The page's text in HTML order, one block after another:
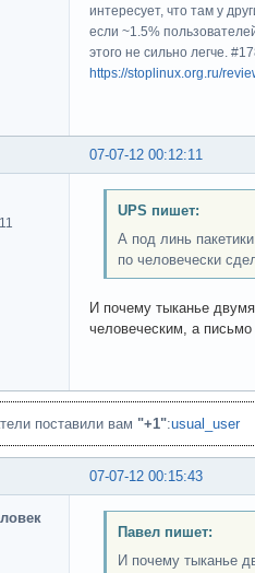
интересует, что там у
если ~1.5%
этого не сильно легче.
https://stoplinux.org.ru/
07-07-12 00:12:11
UPS пишет:
А под линь
по человечески
И почему тыканье
человеческим, а
поставили вам "+1":usual_user
07-07-12 00:15:43
Павел пишет:
И почему тыканье